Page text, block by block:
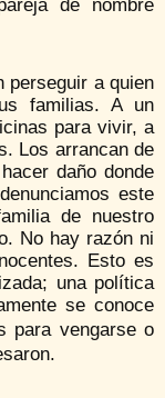
de nombre
perseguir a quien
familias. A un
para vivir, a
Los arrancan de
daño donde
este
de nuestro
No hay razón ni
Esto es
una política
se conoce
para vengarse o